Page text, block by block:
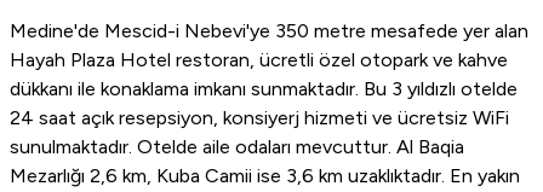
Medine'de Mescid-i Nebevi'ye 350 metre mesafede yer alan
Hayah Plaza Hotel restoran, ücretli özel otopark ve kahve
dükkanı ile konaklama imkanı sunmaktadır. Bu 3 yıldızlı otelde
24 saat açık resepsiyon, konsiyerj hizmeti ve ücretsiz WiFi
sunulmaktadır. Otelde aile odaları mevcuttur. Al Baqia
Mezarlığı 2,6 km, Kuba Camii ise 3,6 km uzaklıktadır. En yakın